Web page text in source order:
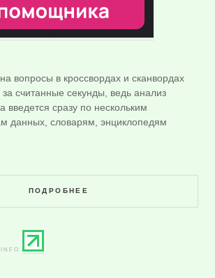
вопросы в кроссвордах и сканвордах
считанные секунды, ведь анализ
введется сразу по нескольким
данных, словарям, энциклопедям
ПОДРОБНЕЕ